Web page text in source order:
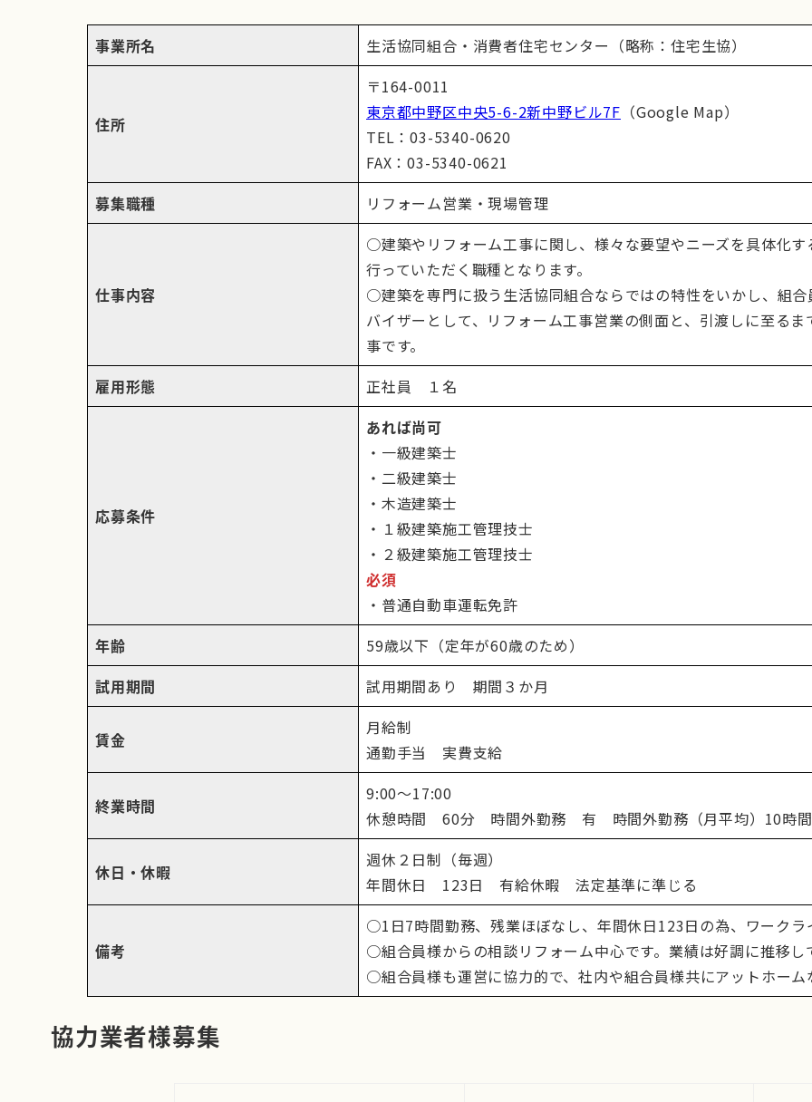
事業所名 生活協同組合・消費者住宅センター（略称：住宅生協）
住所
〒164-0011
東京都中野区中央5-6-2新中野ビル7F （Google Map）
TEL：03-5340-0620
FAX：03-5340-0621
募集職種
リフォーム営業・現場管理
仕事内容
○建築やリフォーム工事に関し、様々な要望やニーズを具体化
行っていただく職種となります。
○建築を専門に扱う生活協同組合ならではの特性をいかし、組
バイザーとして、リフォーム工事営業の側面と、引渡しに至る
事です。
雇用形態
正社員 １名
応募条件
あれば尚可
・一級建築士
・二級建築士
・木造建築士
・１級建築施工管理技士
・２級建築施工管理技士
必須
・普通自動車運転免許
年齢
59歳以下（定年が60歳のため）
試用期間
試用期間あり 期間３か月
賃金
月給制
通勤手当 実費支給
終業時間
9:00～17:00
休憩時間 60分 時間外勤務 有 時間外勤務（月平均）10時間
休日・休暇
週休２日制（毎週）
年間休日 123日 有給休暇 法定基準に準じる
備考
○1日7時間勤務、残業ほぼなし、年間休日123日の為、ワーク
○組合員様からの相談リフォーム中心です。業績は好調に推移し
○組合員様も運営に協力的で、社内や組合員様共にアットホー
協力業者様募集